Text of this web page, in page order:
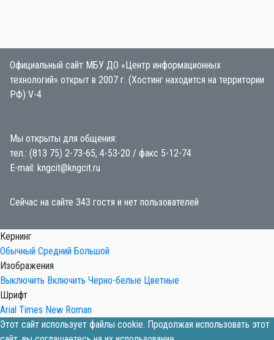
Официальный сайт МБУ ДО «Центр информационных
технологий» открыт в 2007 г. (Хостинг находится на территории
РФ) V-4
Мы открыты для общения:
тел.: (813 75) 2-73-65, 4-53-20 / факс 5-12-74
E-mail: kngcit@kngcit.ru
Сейчас на сайте 343 гостя и нет пользователей
Кернинг
Обычный Средний Большой
Изображения
Выключить Включить Черно-белые Цветные
Шрифт
Arial Times New Roman
Этот сайт использует файлы cookie. Продолжая использовать этот